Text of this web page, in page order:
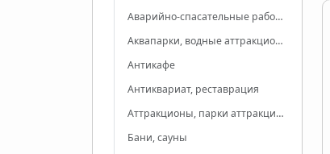
Аварийно-спасательные работы
Аквапарки, водные аттракционы
Антикафе
Антиквариат, реставрация
Аттракционы, парки аттракционов
Бани, сауны